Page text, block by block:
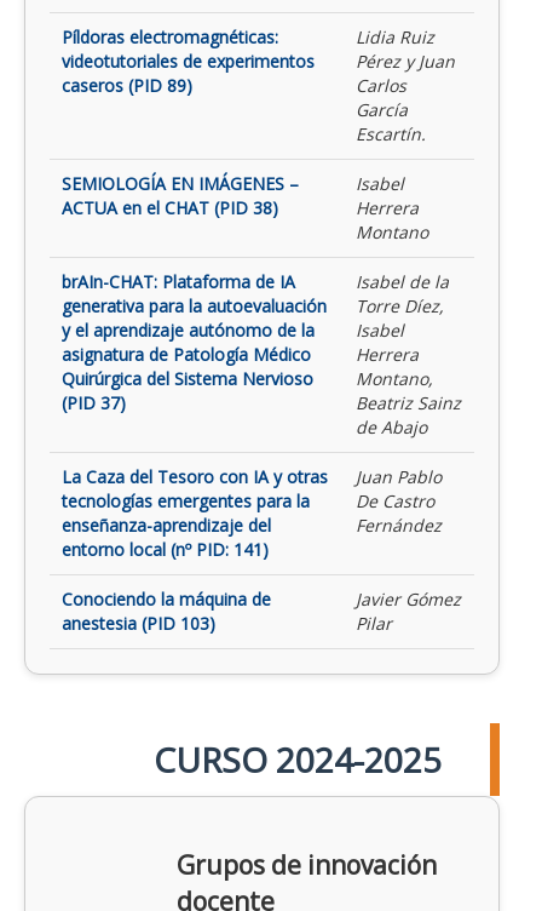
Píldoras electromagnéticas:
videotutoriales de experimentos
caseros (PID 89)
Lidia Ruiz
Pérez y Juan
Carlos
García
Escartín.
SEMIOLOGÍA EN IMÁGENES –
ACTUA en el CHAT (PID 38)
Isabel
Herrera
Montano
brAIn-CHAT: Plataforma de IA
generativa para la autoevaluación
y el aprendizaje autónomo de la
asignatura de Patología Médico
Quirúrgica del Sistema Nervioso
(PID 37)
Isabel de la
Torre Díez,
Isabel
Herrera
Montano,
Beatriz Sainz
de Abajo
La Caza del Tesoro con IA y otras
tecnologías emergentes para la
enseñanza-aprendizaje del
entorno local (nº PID: 141)
Juan Pablo
De Castro
Fernández
Conociendo la máquina de
anestesia (PID 103)
Javier Gómez
Pilar
CURSO 2024-2025
Grupos de innovación
docente